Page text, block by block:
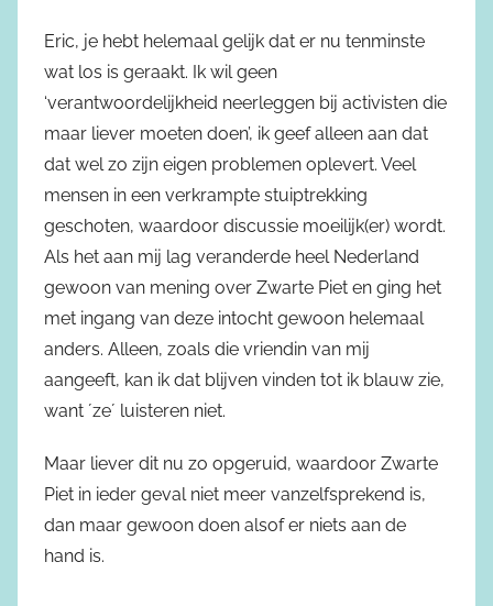
Eric, je hebt helemaal gelijk dat er nu tenminste
wat los is geraakt. Ik wil geen
‘verantwoordelijkheid neerleggen bij activisten die
maar liever moeten doen’, ik geef alleen aan dat
dat wel zo zijn eigen problemen oplevert. Veel
mensen in een verkrampte stuiptrekking
geschoten, waardoor discussie moeilijk(er) wordt.
Als het aan mij lag veranderde heel Nederland
gewoon van mening over Zwarte Piet en ging het
met ingang van deze intocht gewoon helemaal
anders. Alleen, zoals die vriendin van mij
aangeeft, kan ik dat blijven vinden tot ik blauw zie,
want ´ze´ luisteren niet.
Maar liever dit nu zo opgeruid, waardoor Zwarte
Piet in ieder geval niet meer vanzelfsprekend is,
dan maar gewoon doen alsof er niets aan de
hand is.